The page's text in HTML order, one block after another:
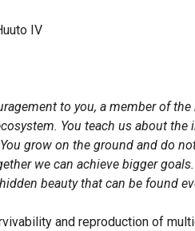
IV
to you, a member of
You teach us about
grow on the ground and do
we can achieve bigger
beauty that can be found
and reproduction of